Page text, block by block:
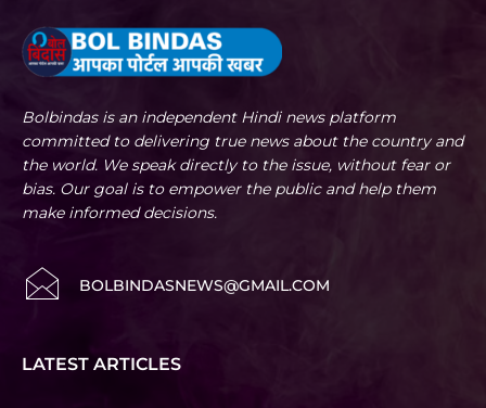
Bolbindas is an independent Hindi news platform
committed to delivering true news about the country and
the world. We speak directly to the issue, without fear or
bias. Our goal is to empower the public and help them
make informed decisions.
BOLBINDASNEWS@GMAIL.COM
LATEST ARTICLES